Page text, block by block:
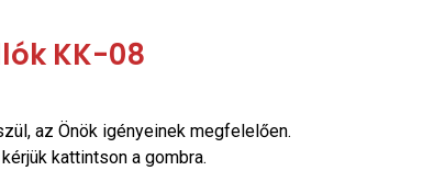
KK-08
az Önök igényeinek megfelelően.
kattintson a gombra.